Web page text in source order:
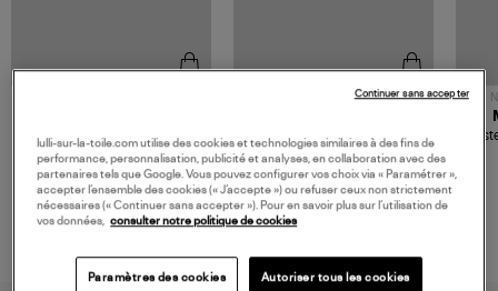
480,00 €
Sac Bobi S Cuir Lamé
Champagne
NOUVELLE COLLECTION
189,00 €
Mocassins Killian Sport
Mousse
lulli-sur-la-toile.com utilise des cookies et technologies similaires à des fins de
performance, personnalisation, publicité et analyses, en collaboration avec des
partenaires tels que Google. Vous pouvez configurer vos choix via « Paramétrer »,
accepter l’ensemble des cookies (« J’accepte ») ou refuser ceux non strictement
nécessaires (« Continuer sans accepter »). Pour en savoir plus sur l’utilisation de
vos données,
consulter notre politique de cookies
Paramètres des cookies Autoriser tous les cookies
Continuer sans accepter